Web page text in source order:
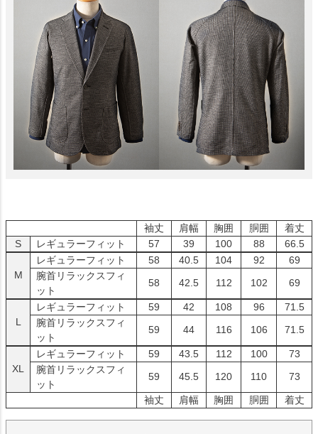
袖丈 肩幅 胸囲 胴囲
着丈
S
レギュラーフィット 57 39 100 88 66.5
M
レギュラーフィット 58 40.5 104 92
69
腕首リラックスフィ
ット
58 42.5 112 102 69
L
レギュラーフィット 59 42 108 96
71.5
腕首リラックスフィ
ット
59 44 116 106 71.5
XL
レギュラーフィット 59 43.5 112 100
73
腕首リラックスフィ
ット
59 45.5 120 110 73
袖丈 肩幅 胸囲 胴囲 着丈